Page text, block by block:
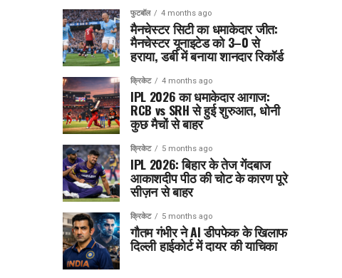
फुटबॉल 4 months ago
मैनचेस्टर सिटी का धमाकेदार जीत:
मैनचेस्टर यूनाइटेड को 3–0 से
हराया, डर्बी में बनाया शानदार रिकॉर्ड
क्रिकेट 4 months ago
IPL 2026 का धमाकेदार आगाज:
RCB vs SRH से हुई शुरुआत, धोनी
कुछ मैचों से बाहर
क्रिकेट 5 months ago
IPL 2026: बिहार के तेज गेंदबाज
आकाशदीप पीठ की चोट के कारण पूरे
सीज़न से बाहर
क्रिकेट 5 months ago
गौतम गंभीर ने AI डीपफेक के खिलाफ
दिल्ली हाईकोर्ट में दायर की याचिका